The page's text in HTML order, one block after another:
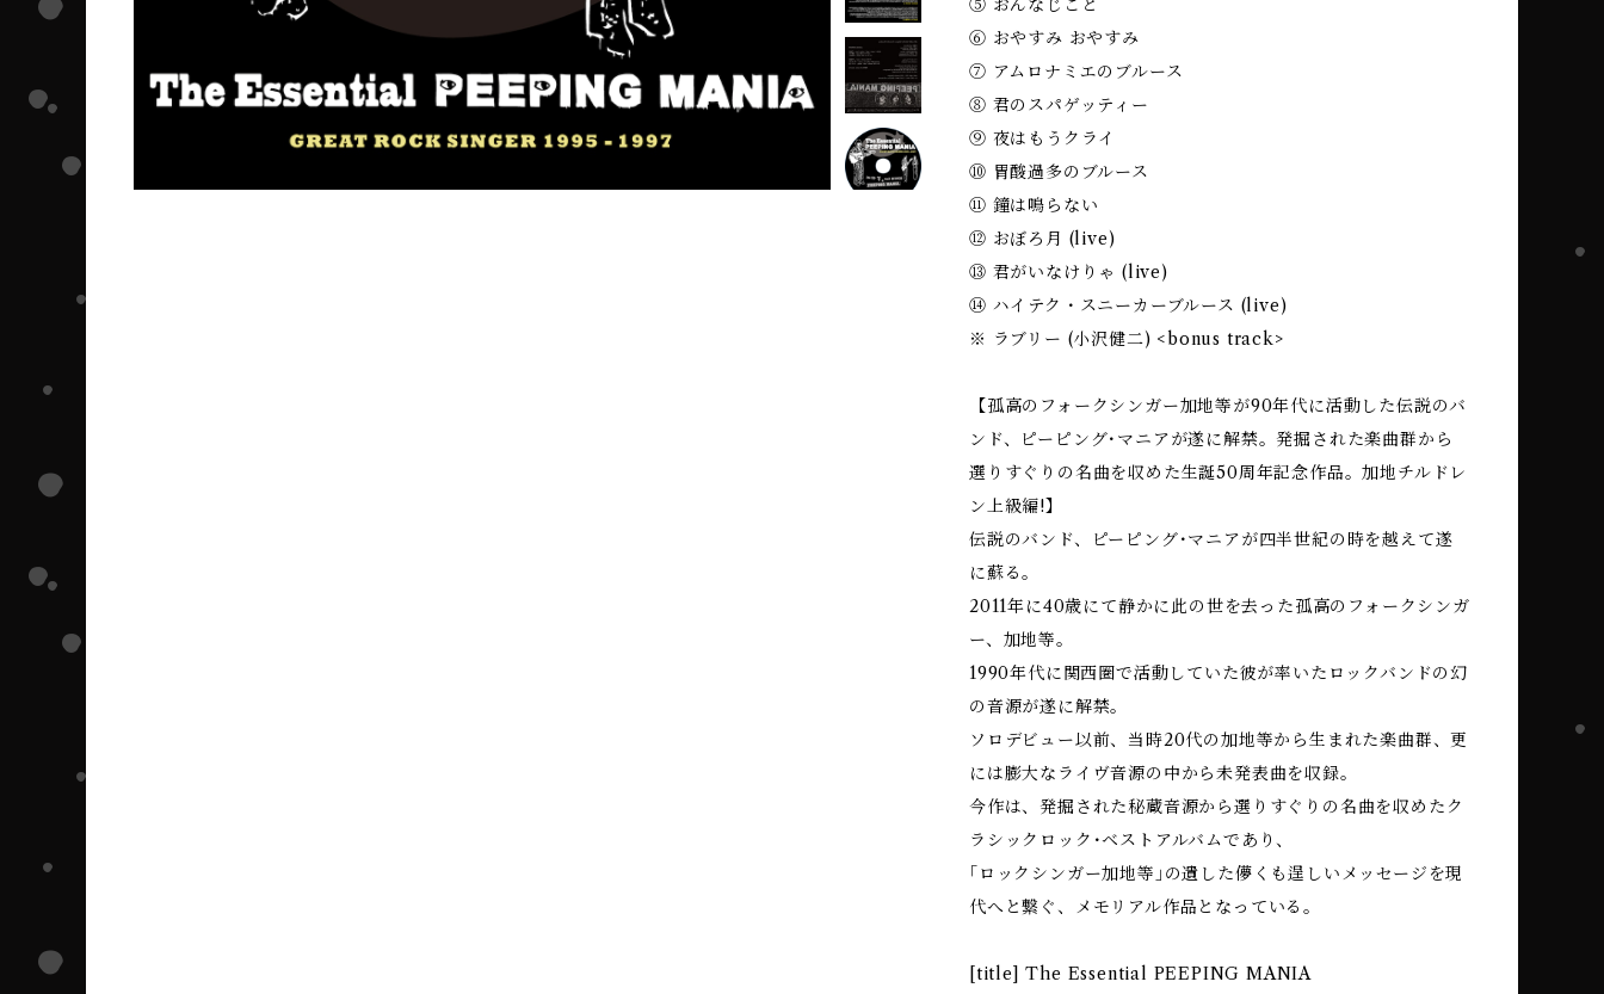
⑤ おんなじこと
⑥ おやすみ おやすみ
⑦ アムロナミエのブルース
⑧ 君のスパゲッティー
⑨ 夜はもうクライ
⑩ 胃酸過多のブルース
⑪ 鐘は鳴らない
⑫ おぼろ月 (live)
⑬ 君がいなけりゃ (live)
⑭ ハイテク・スニーカーブルース (live)
※ ラブリー (小沢健二) <bonus track>
【孤高のフォークシンガー加地等が90年代に活動した伝説のバ
ンド、ピーピング･マニアが遂に解禁。発掘された楽曲群から
選りすぐりの名曲を収めた生誕50周年記念作品。加地チルドレ
ン上級編!】
伝説のバンド、ピーピング･マニアが四半世紀の時を越えて遂
に蘇る。
2011年に40歳にて静かに此の世を去った孤高のフォークシンガ
ー、加地等。
1990年代に関西圏で活動していた彼が率いたロックバンドの幻
の音源が遂に解禁。
ソロデビュー以前、当時20代の加地等から生まれた楽曲群、更
には膨大なライヴ音源の中から未発表曲を収録。
今作は、発掘された秘蔵音源から選りすぐりの名曲を収めたク
ラシックロック･ベストアルバムであり、
｢ロックシンガー加地等｣の遺した儚くも逞しいメッセージを現
代へと繋ぐ、メモリアル作品となっている。
[title] The Essential PEEPING MANIA